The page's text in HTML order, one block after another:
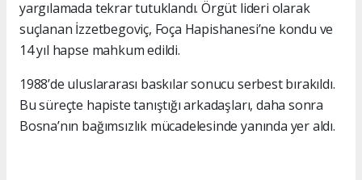
yargılamada tekrar tutuklandı. Örgüt lideri olarak
suçlanan İzzetbegoviç, Foça Hapishanesi’ne kondu ve
14 yıl hapse mahkum edildi.
1988’de uluslararası baskılar sonucu serbest bırakıldı.
Bu süreçte hapiste tanıştığı arkadaşları, daha sonra
Bosna’nın bağımsızlık mücadelesinde yanında yer aldı.